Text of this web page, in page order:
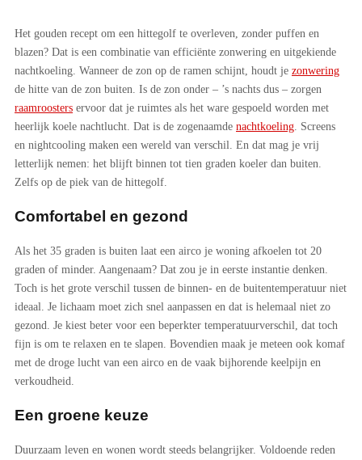
Het gouden recept om een hittegolf te overleven, zonder puffen en
blazen? Dat is een combinatie van efficiënte zonwering en uitgekiende
nachtkoeling. Wanneer de zon op de ramen schijnt, houdt je zonwering
de hitte van de zon buiten. Is de zon onder – ’s nachts dus – zorgen
raamroosters ervoor dat je ruimtes als het ware gespoeld worden met
heerlijk koele nachtlucht. Dat is de zogenaamde nachtkoeling . Screens
en nightcooling maken een wereld van verschil. En dat mag je vrij
letterlijk nemen: het blijft binnen tot tien graden koeler dan buiten.
Zelfs op de piek van de hittegolf.
Comfortabel en gezond
Als het 35 graden is buiten laat een airco je woning afkoelen tot 20
graden of minder. Aangenaam? Dat zou je in eerste instantie denken.
Toch is het grote verschil tussen de binnen- en de buitentemperatuur niet
ideaal. Je lichaam moet zich snel aanpassen en dat is helemaal niet zo
gezond. Je kiest beter voor een beperkter temperatuurverschil, dat toch
fijn is om te relaxen en te slapen. Bovendien maak je meteen ook komaf
met de droge lucht van een airco en de vaak bijhorende keelpijn en
verkoudheid.
Een groene keuze
Duurzaam leven en wonen wordt steeds belangrijker. Voldoende reden